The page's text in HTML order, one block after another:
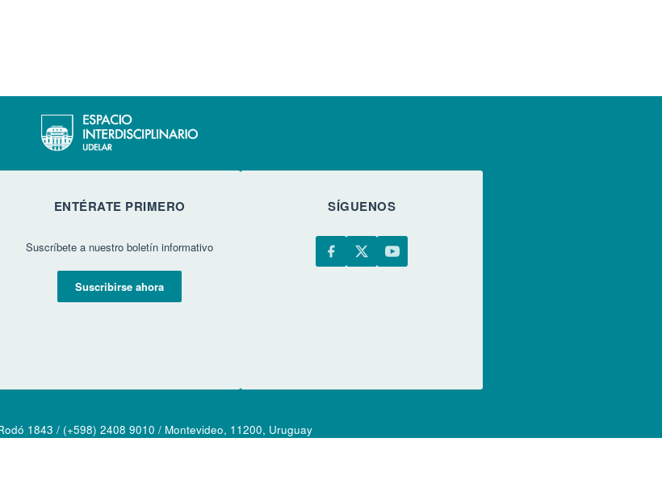
ENTÉRATE PRIMERO
Suscríbete a nuestro boletín informativo
Suscribirse ahora
SÍGUENOS
1843 / (+598) 2408 9010 / Montevideo, 11200, Uruguay